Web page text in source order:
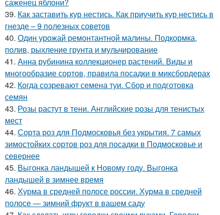
саженец яблони?
39. Как заставить кур нестись. Как приучить кур нестись в
гнезде – 9 полезных советов
40. Один урожай ремонтантной малины. Подкормка,
полив, рыхление грунта и мульчирование
41. Анна рубинина коллекционер растений. Виды и
многообразие сортов, правила посадки в миксбордерах
42. Когда созревают семена туи. Сбор и подготовка
семян
43. Розы растут в тени. Английские розы для тенистых
мест
44. Сорта роз для Подмосковья без укрытия. 7 самых
зимостойких сортов роз для посадки в Подмосковье и
севернее
45. Выгонка ландышей к Новому году. Выгонка
ландышей в зимнее время
46. Хурма в средней полосе россии. Хурма в средней
полосе — зимний фрукт в вашем саду